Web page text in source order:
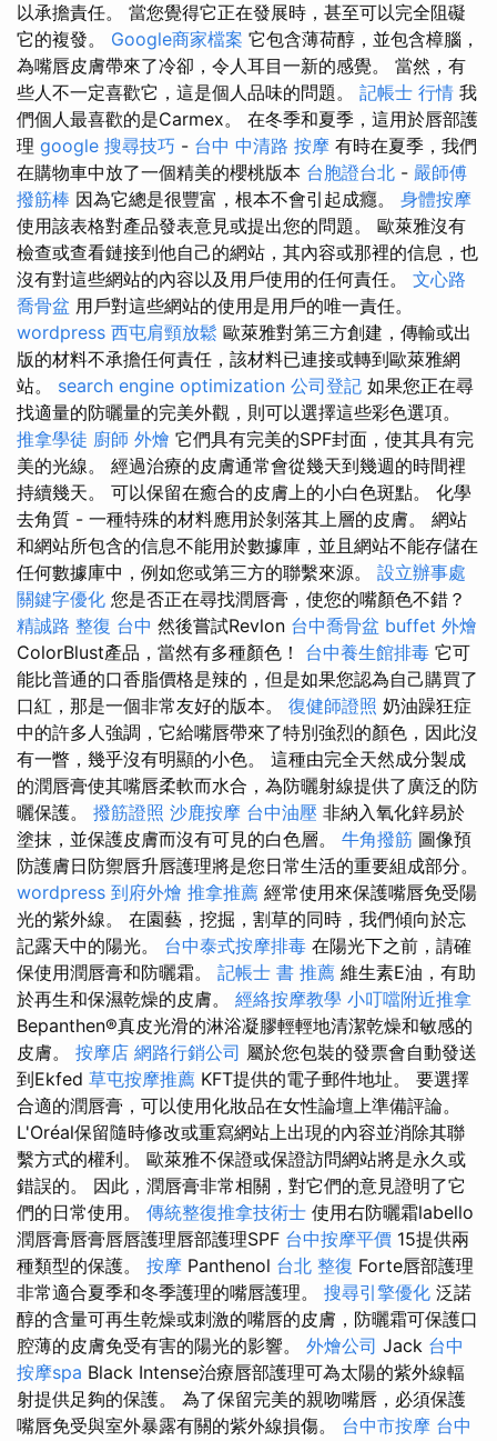
以承擔責任。 當您覺得它正在發展時，甚至可以完全阻礙
它的複發。 Google商家檔案 它包含薄荷醇，並包含樟腦，
為嘴唇皮膚帶來了冷卻，令人耳目一新的感覺。 當然，有
些人不一定喜歡它，這是個人品味的問題。 記帳士 行情 我
們個人最喜歡的是Carmex。 在冬季和夏季，這用於唇部護
理 google 搜尋技巧 - 台中 中清路 按摩 有時在夏季，我們
在購物車中放了一個精美的櫻桃版本 台胞證台北 - 嚴師傅
撥筋棒 因為它總是很豐富，根本不會引起成癮。 身體按摩
使用該表格對產品發表意見或提出您的問題。 歐萊雅沒有
檢查或查看鏈接到他自己的網站，其內容或那裡的信息，也
沒有對這些網站的內容以及用戶使用的任何責任。 文心路
喬骨盆 用戶對這些網站的使用是用戶的唯一責任。
wordpress 西屯肩頸放鬆 歐萊雅對第三方創建，傳輸或出
版的材料不承擔任何責任，該材料已連接或轉到歐萊雅網
站。 search engine optimization 公司登記 如果您正在尋
找適量的防曬量的完美外觀，則可以選擇這些彩色選項。
推拿學徒 廚師 外燴 它們具有完美的SPF封面，使其具有完
美的光線。 經過治療的皮膚通常會從幾天到幾週的時間裡
持續幾天。 可以保留在癒合的皮膚上的小白色斑點。 化學
去角質 - 一種特殊的材料應用於剝落其上層的皮膚。 網站
和網站所包含的信息不能用於數據庫，並且網站不能存儲在
任何數據庫中，例如您或第三方的聯繫來源。 設立辦事處
關鍵字優化 您是否正在尋找潤唇膏，使您的嘴顏色不錯？
精誠路 整復 台中 然後嘗試Revlon 台中喬骨盆 buffet 外燴
ColorBlust產品，當然有多種顏色！ 台中養生館排毒 它可
能比普通的口香脂價格是辣的，但是如果您認為自己購買了
口紅，那是一個非常友好的版本。 復健師證照 奶油躁狂症
中的許多人強調，它給嘴唇帶來了特別強烈的顏色，因此沒
有一瞥，幾乎沒有明顯的小色。 這種由完全天然成分製成
的潤唇膏使其嘴唇柔軟而水合，為防曬射線提供了廣泛的防
曬保護。 撥筋證照 沙鹿按摩 台中油壓 非納入氧化鋅易於
塗抹，並保護皮膚而沒有可見的白色層。 牛角撥筋 圖像預
防護膚日防禦唇升唇護理將是您日常生活的重要組成部分。
wordpress 到府外燴 推拿推薦 經常使用來保護嘴唇免受陽
光的紫外線。 在園藝，挖掘，割草的同時，我們傾向於忘
記露天中的陽光。 台中泰式按摩排毒 在陽光下之前，請確
保使用潤唇膏和防曬霜。 記帳士 書 推薦 維生素E油，有助
於再生和保濕乾燥的皮膚。 經絡按摩教學 小叮噹附近推拿
Bepanthen®真皮光滑的淋浴凝膠輕輕地清潔乾燥和敏感的
皮膚。 按摩店 網路行銷公司 屬於您包裝的發票會自動發送
到Ekfed 草屯按摩推薦 KFT提供的電子郵件地址。 要選擇
合適的潤唇膏，可以使用化妝品在女性論壇上準備評論。
L'Oréal保留隨時修改或重寫網站上出現的內容並消除其聯
繫方式的權利。 歐萊雅不保證或保證訪問網站將是永久或
錯誤的。 因此，潤唇膏非常相關，對它們的意見證明了它
們的日常使用。 傳統整復推拿技術士 使用右防曬霜labello
潤唇膏唇膏唇唇護理唇部護理SPF 台中按摩平價 15提供兩
種類型的保護。 按摩 Panthenol 台北 整復 Forte唇部護理
非常適合夏季和冬季護理的嘴唇護理。 搜尋引擎優化 泛諾
醇的含量可再生乾燥或刺激的嘴唇的皮膚，防曬霜可保護口
腔薄的皮膚免受有害的陽光的影響。 外燴公司 Jack 台中
按摩spa Black Intense治療唇部護理可為太陽的紫外線輻
射提供足夠的保護。 為了保留完美的親吻嘴唇，必須保護
嘴唇免受與室外暴露有關的紫外線損傷。 台中市按摩 台中